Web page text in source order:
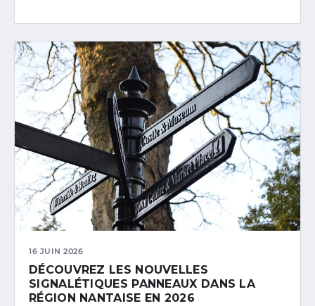
16 JUIN 2026
DÉCOUVREZ LES NOUVELLES
SIGNALÉTIQUES PANNEAUX DANS LA
RÉGION NANTAISE EN 2026